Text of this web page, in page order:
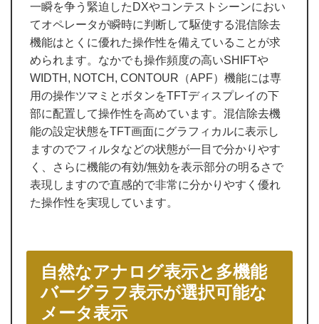
一瞬を争う緊迫したDXやコンテストシーンにおい
てオペレータが瞬時に判断して駆使する混信除去
機能はとくに優れた操作性を備えていることが求
められます。なかでも操作頻度の高いSHIFTや
WIDTH, NOTCH, CONTOUR（APF）機能には専
用の操作ツマミとボタンをTFTディスプレイの下
部に配置して操作性を高めています。混信除去機
能の設定状態をTFT画面にグラフィカルに表示し
ますのでフィルタなどの状態が一目で分かりやす
く、さらに機能の有効/無効を表示部分の明るさで
表現しますので直感的で非常に分かりやすく優れ
た操作性を実現しています。
自然なアナログ表示と多機能
バーグラフ表示が選択可能な
メータ表示